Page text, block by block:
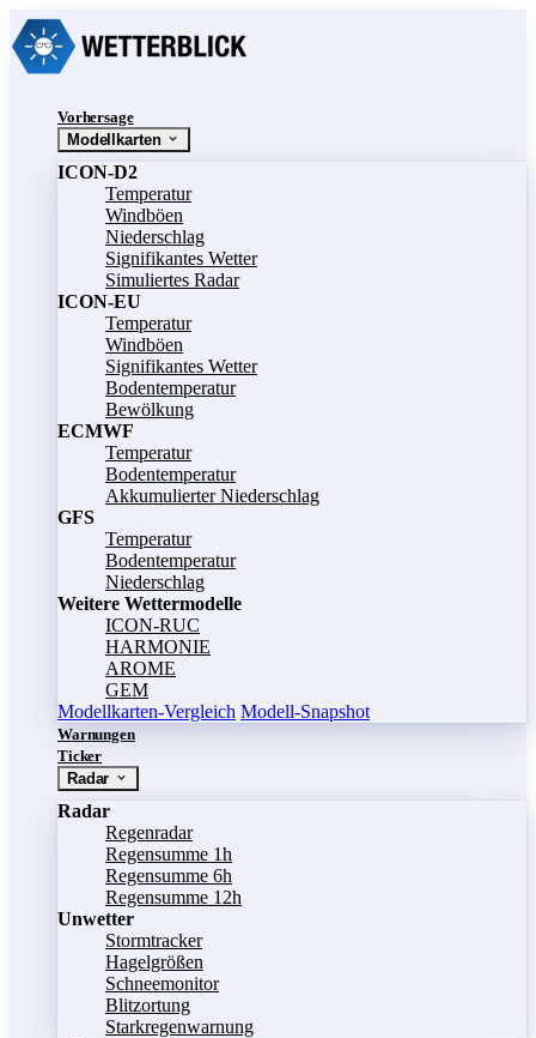
Vorhersage
Modellkarten
ICON-D2
Temperatur
Windböen
Niederschlag
Signifikantes Wetter
Simuliertes Radar
ICON-EU
Temperatur
Windböen
Signifikantes Wetter
Bodentemperatur
Bewölkung
ECMWF
Temperatur
Bodentemperatur
Akkumulierter Niederschlag
GFS
Temperatur
Bodentemperatur
Niederschlag
Weitere Wettermodelle
ICON-RUC
HARMONIE
AROME
GEM
Modellkarten-Vergleich Modell-Snapshot
Warnungen
Ticker
Radar
Radar
Regenradar
Regensumme 1h
Regensumme 6h
Regensumme 12h
Unwetter
Stormtracker
Hagelgrößen
Schneemonitor
Blitzortung
Starkregenwarnung